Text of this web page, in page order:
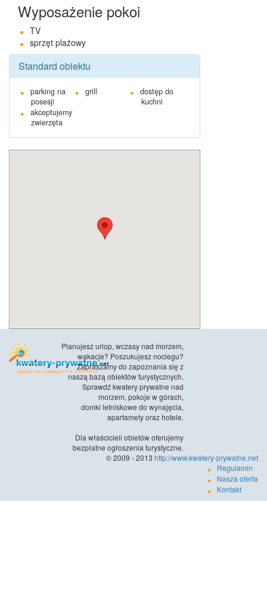
Wyposażenie pokoi
TV
sprzęt plażowy
Standard obiektu
parking na
posesji
grill
dostęp do
kuchni
akceptujemy
zwierzęta
Planujesz urlop, wczasy nad morzem,
wakacje? Poszukujesz noclegu?
Zapraszamy do zapoznania się z
naszą bazą obiektów turystycznych.
Sprawdź kwatery prywatne nad
morzem, pokoje w górach,
domki letniskowe do wynajęcia,
apartamety oraz hotele.
Dla właścicieli obietów oferujemy
bezpłatne ogłoszenia turystyczne.
© 2009 - 2013 http://www.kwatery-prywatne.net
Regulamin
Nasza oferta
Kontakt